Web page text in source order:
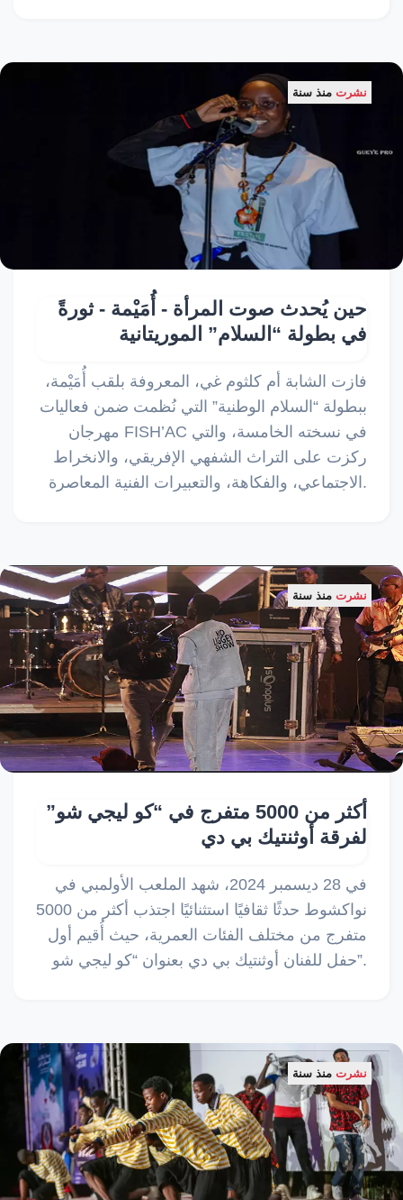
نشرت منذ سنة
حين يُحدث صوت المرأة - أُمَيْمة - ثورةً
في بطولة “السلام” الموريتانية
فازت الشابة أم كلثوم غي، المعروفة بلقب أُمَيْمة،
ببطولة “السلام الوطنية” التي نُظمت ضمن فعاليات
مهرجان FISH’AC في نسخته الخامسة، والتي
ركزت على التراث الشفهي الإفريقي، والانخراط
الاجتماعي، والفكاهة، والتعبيرات الفنية المعاصرة.
نشرت منذ سنة
أكثر من 5000 متفرج في “كو ليجي شو”
لفرقة أوثنتيك بي دي
في 28 ديسمبر 2024، شهد الملعب الأولمبي في
نواكشوط حدثًا ثقافيًا استثنائيًا اجتذب أكثر من 5000
متفرج من مختلف الفئات العمرية، حيث أُقيم أول
حفل للفنان أوثنتيك بي دي بعنوان “كو ليجي شو”.
نشرت منذ سنة